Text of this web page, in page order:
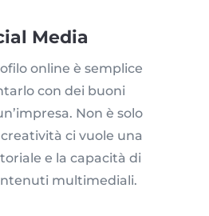
Media
online è semplice
con dei buoni
Non è solo
ci vuole una
e la capacità di
multimediali.